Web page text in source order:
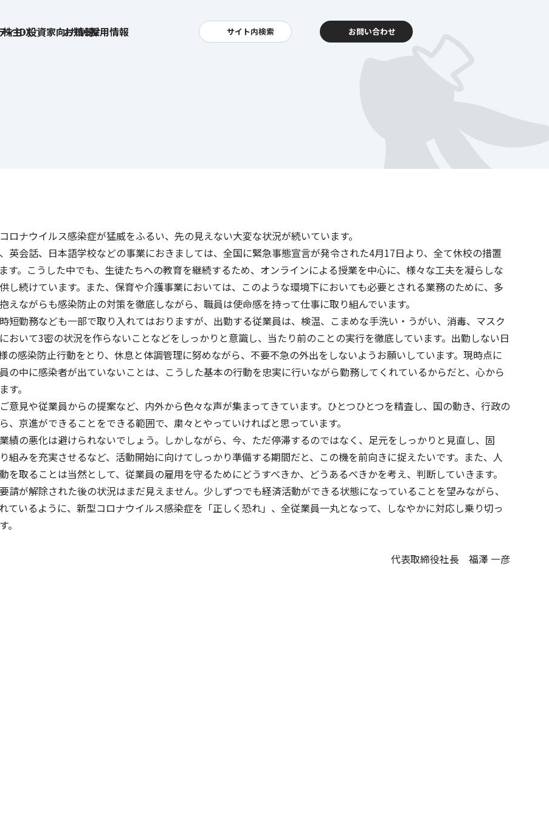
お知らせ
ライフキャリアや就業を支える
イフキャリアサービス一覧へ
育児や暮らしを支える
育児・暮らしサービス一覧へ
ィ・DX
針
株主・投資家向け情報採用情報 サイト内検索 お問い合わせ
ロナウイルス感染症が猛威をふるい、先の見えない大変な状況が続いています。
英会話、日本語学校などの事業におきましては、全国に緊急事態宣言が発令された4月17日より、全て休校の措置
す。こうした中でも、生徒たちへの教育を継続するため、オンラインによる授業を中心に、様々な工夫を凝らしな
し続けています。また、保育や介護事業においては、このような環境下においても必要とされる業務のために、多
えながらも感染防止の対策を徹底しながら、職員は使命感を持って仕事に取り組んでいます。
短勤務なども一部で取り入れてはおりますが、出勤する従業員は、検温、こまめな手洗い・うがい、消毒、マスク
おいて3密の状況を作らないことなどをしっかりと意識し、当たり前のことの実行を徹底しています。出勤しない日
の感染防止行動をとり、休息と体調管理に努めながら、不要不急の外出をしないようお願いしています。現時点に
の中に感染者が出ていないことは、こうした基本の行動を忠実に行いながら勤務してくれているからだと、心から
す。
意見や従業員からの提案など、内外から色々な声が集まってきています。ひとつひとつを精査し、国の動き、行政の
、京進ができることをできる範囲で、粛々とやっていければと思っています。
績の悪化は避けられないでしょう。しかしながら、今、ただ停滞するのではなく、足元をしっかりと見直し、固
組みを充実させるなど、活動開始に向けてしっかり準備する期間だと、この機を前向きに捉えたいです。また、人
を取ることは当然として、従業員の雇用を守るためにどうすべきか、どうあるべきかを考え、判断していきます。
請が解除された後の状況はまだ見えません。少しずつでも経済活動ができる状態になっていることを望みながら、
ているように、新型コロナウイルス感染症を「正しく恐れ」、全従業員一丸となって、しなやかに対応し乗り切っ
。
代表取締役社長 福澤 一彦